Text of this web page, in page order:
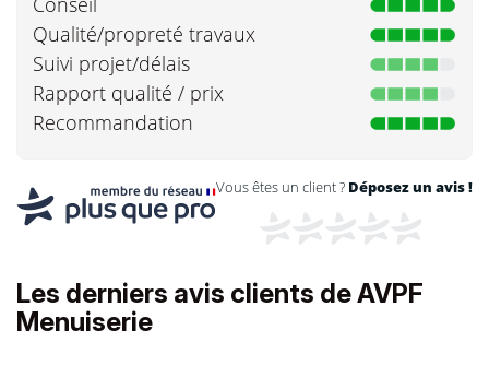
Qualité/propreté travaux
Suivi projet/délais
Rapport qualité / prix
Recommandation
Vous êtes un client ? Déposez un avis !
Les derniers avis clients de AVPF
Menuiserie